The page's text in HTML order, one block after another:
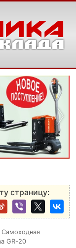
›
страницу:
Самоходная
GR-20